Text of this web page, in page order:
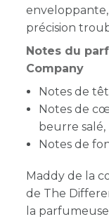
précision
Notes du
Company
Notes de
Notes de
beurre
Notes de
Maddy de la
de The
la